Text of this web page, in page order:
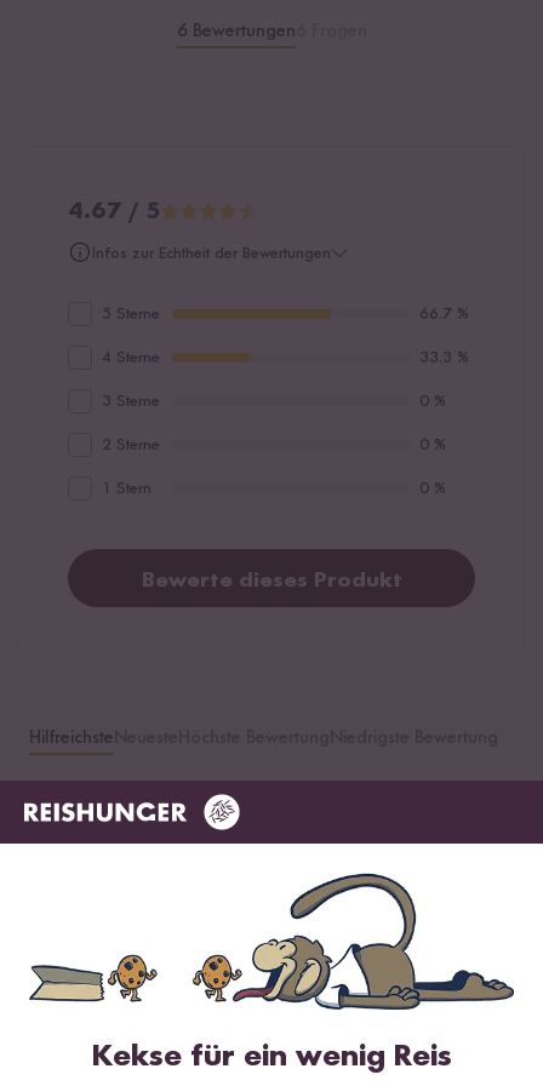
6 Bewertungen
4.67 / 5
Infos zur Echtheit der Bewertungen
5 Sterne 66.7 %
4 Sterne 33.3 %
3 Sterne 0 %
2 Sterne 0 %
1 Stern 0 %
Bewerte dieses Produkt
Hilfreichste
Julian 20.12.2025
Ich finde dieses Produkt sehr lecker 😋
0Personen fanden diese Antwort hilfreich
Kekse für ein wenig Reis